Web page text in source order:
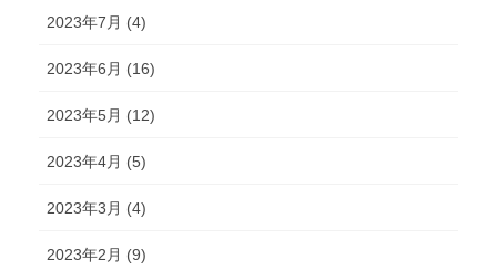
2023年7月 (4)
2023年6月 (16)
2023年5月 (12)
2023年4月 (5)
2023年3月 (4)
2023年2月 (9)